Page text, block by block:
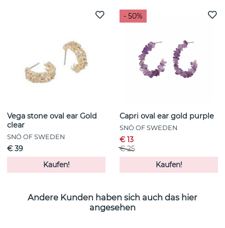
Vega stone oval ear Gold
clear
SNÖ OF SWEDEN
€ 39
Kaufen!
- 50%
Capri oval ear gold purple
SNÖ OF SWEDEN
€ 13
€ 25
Kaufen!
Andere Kunden haben sich auch das hier
angesehen